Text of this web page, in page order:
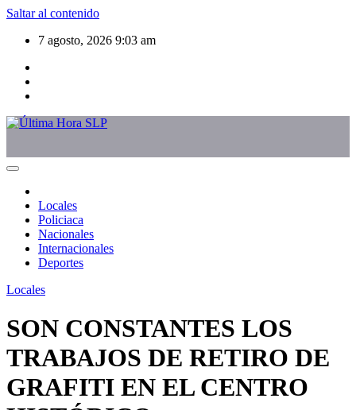
Saltar al contenido
7 agosto, 2026 9:03 am
Locales
Policiaca
Nacionales
Internacionales
Deportes
Locales
SON CONSTANTES LOS
TRABAJOS DE RETIRO DE
GRAFITI EN EL CENTRO